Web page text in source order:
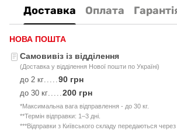
Доставка Оплата
НОВА ПОШТА
Самовивіз із відділення
(Доставка у відділення Нової пошти по Україні)
до 2 кг.....90 грн
до 30 кг.....200 грн
*Максимальна вага відправлення - до 30 кг.
**Термін відправки: 1–3 дні.
***Відправки з Київського складу передаються через